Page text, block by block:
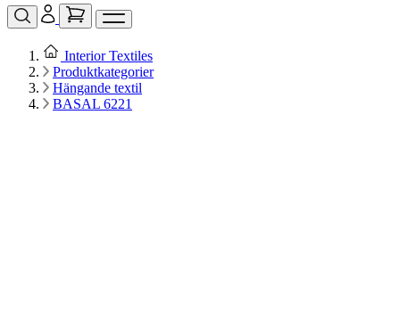
Interior Textiles
Produktkategorier
Hängande textil
BASAL 6221